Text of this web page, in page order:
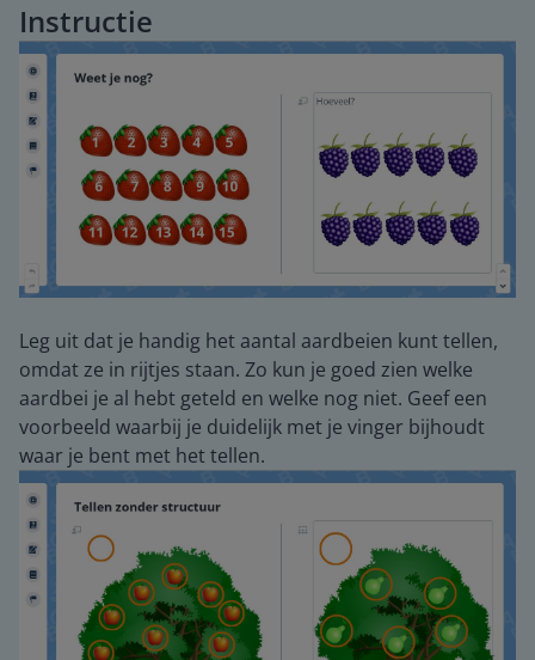
Instructie
Leg uit dat je handig het aantal aardbeien kunt tellen,
omdat ze in rijtjes staan. Zo kun je goed zien welke
aardbei je al hebt geteld en welke nog niet. Geef een
voorbeeld waarbij je duidelijk met je vinger bijhoudt
waar je bent met het tellen.